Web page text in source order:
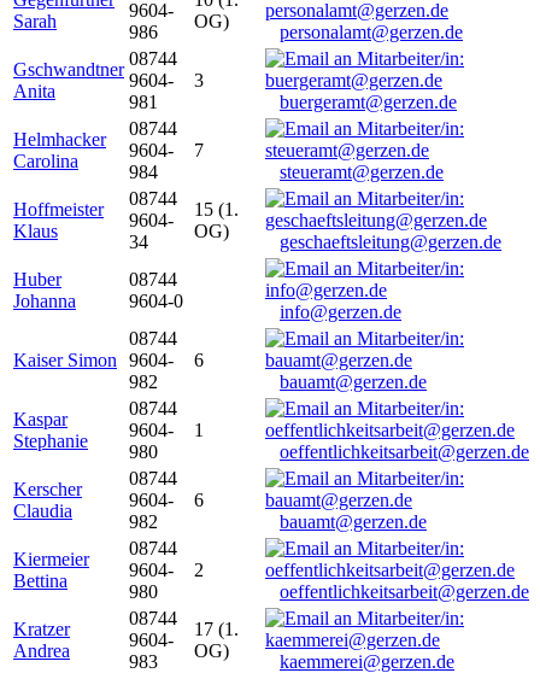
Sarah
9604-
986
OG)
personalamt@gerzen.de
Gschwandtner
Anita
08744
9604-
981
3
buergeramt@gerzen.de
Helmhacker
Carolina
08744
9604-
984
7
steueramt@gerzen.de
Hoffmeister
Klaus
08744
9604-
34
15 (1.
OG)
geschaeftsleitung@gerzen.de
Huber
Johanna
08744
9604-0
info@gerzen.de
Kaiser Simon
08744
9604-
982
6
bauamt@gerzen.de
Kaspar
Stephanie
08744
9604-
980
1
oeffentlichkeitsarbeit@gerzen.de
Kerscher
Claudia
08744
9604-
982
6
bauamt@gerzen.de
Kiermeier
Bettina
08744
9604-
980
2
oeffentlichkeitsarbeit@gerzen.de
Kratzer
Andrea
08744
9604-
983
17 (1.
OG)
kaemmerei@gerzen.de